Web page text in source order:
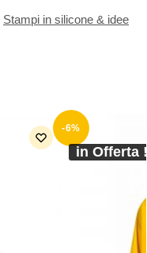
Stampi in silicone & idee
-6%
in Offerta !